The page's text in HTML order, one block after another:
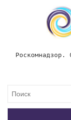
Роскомнадзор.